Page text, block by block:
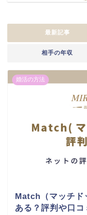
最新記事
相手の年収
婚活の方法
Match（マッチド
ある？評判や口コ